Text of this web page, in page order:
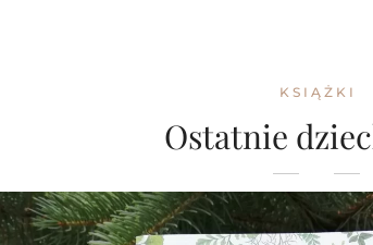
KSIĄŻKI
Ostatnie